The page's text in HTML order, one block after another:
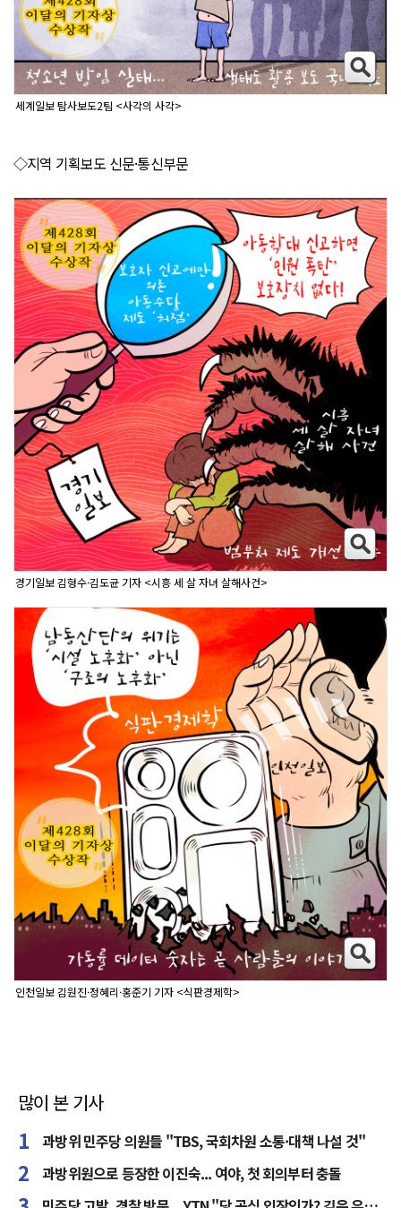
세계일보 탐사보도2팀 <사각의 사각>
◇지역 기획보도 신문·통신부문
경기일보 김형수·김도균 기자 <시흥 세 살 자녀 살해사건>
인천일보 김원진·정혜리·홍준기 기자 <식판경제학>
많이 본 기사
과방위 민주당 의원들 "TBS, 국회차원 소통·대책 나설 것"
과방위원으로 등장한 이진숙... 여야, 첫 회의부터 충돌